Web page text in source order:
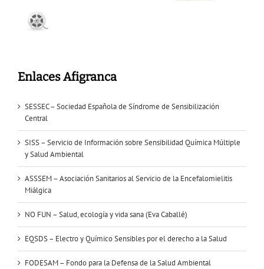
Enlaces Afigranca
SESSEC – Sociedad Española de Síndrome de Sensibilización
Central
SISS – Servicio de Información sobre Sensibilidad Química Múltiple
y Salud Ambiental
ASSSEM – Asociación Sanitarios al Servicio de la Encefalomielitis
Miálgica
NO FUN – Salud, ecología y vida sana (Eva Caballé)
EQSDS – Electro y Químico Sensibles por el derecho a la Salud
FODESAM – Fondo para la Defensa de la Salud Ambiental